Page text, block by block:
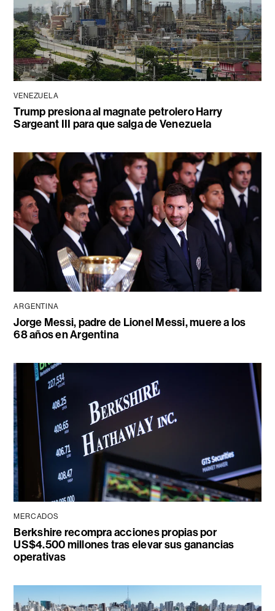
VENEZUELA
Trump presiona al magnate petrolero Harry
Sargeant III para que salga de Venezuela
ARGENTINA
Jorge Messi, padre de Lionel Messi, muere a los
68 años en Argentina
MERCADOS
Berkshire recompra acciones propias por
US$4.500 millones tras elevar sus ganancias
operativas